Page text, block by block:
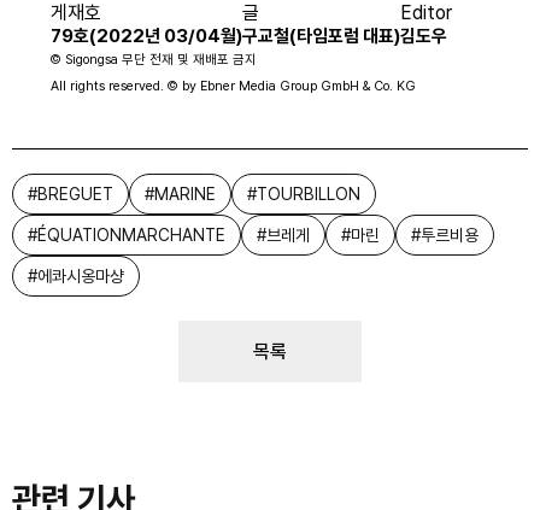
게재호
79호(2022년 03/04월)
글
구교철(타임포럼 대표)
Editor
김도우
© Sigongsa 무단 전재 및 재배포 금지
All rights reserved. © by Ebner Media Group GmbH & Co. KG
#BREGUET #MARINE #TOURBILLON
#ÉQUATIONMARCHANTE #브레게 #마린 #투르비용
#에콰시옹마샹
목록
관련 기사